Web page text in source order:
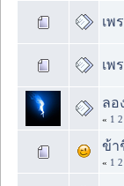
เพ
เพ
ลอ
« 1 2
ข้า
« 1 2